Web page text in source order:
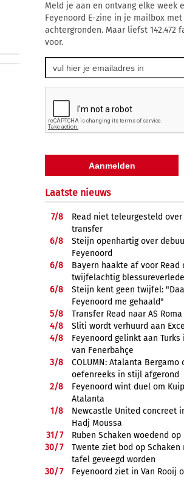
Meld je aan en ontvang elke week
Feyenoord E-zine in je mailbox
achtergronden. Maar liefst 142.472
voor.
Laatste nieuws
7/8
Read niet teleurgesteld
transfer
6/8
Steijn openhartig over
Feyenoord
6/8
Bayern haakte af voor Read
twijfelachtig
6/8
Steijn kent geen twijfel:
Feyenoord me gehaald"
5/8
Transfer Read naar AS
4/8
Sliti wordt verhuurd aan
4/8
Feyenoord gelinkt aan
van Fenerbahçe
3/8
COLUMN: Atalanta Bergamo
oefenreeks in stijl afgerond
2/8
Feyenoord wint duel om
Atalanta
1/8
Newcastle United concreet
Hadj Moussa
31/7
Ruben Schaken woedend op
30/7
Twente ziet bod op Schaken
tafel geveegd worden
30/7
Feyenoord ziet in Van Rooij